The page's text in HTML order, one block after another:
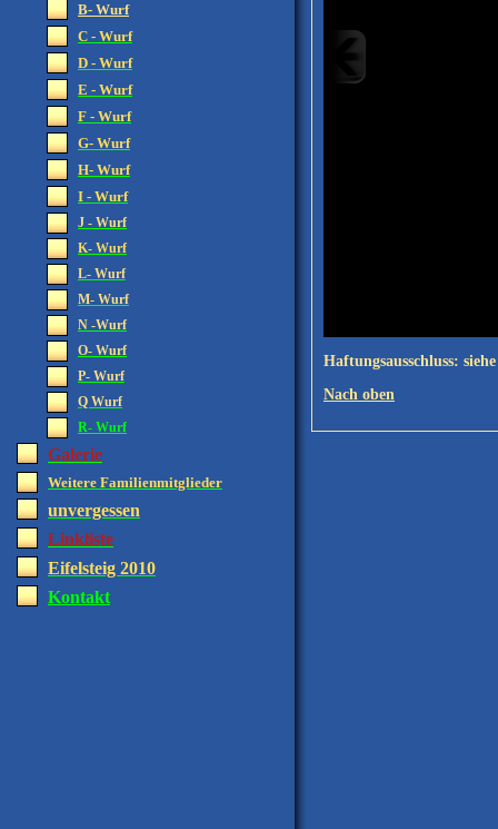
B- Wurf
C - Wurf
D - Wurf
E - Wurf
F - Wurf
G- Wurf
H- Wurf
I - Wurf
J - Wurf
K- Wurf
L- Wurf
M- Wurf
N -Wurf
O- Wurf
P- Wurf
Q Wurf
R- Wurf
Galerie
Weitere Familienmitglieder
unvergessen
Linkliste
Eifelsteig 2010
Kontakt
Haftungsausschluss:
Nach oben